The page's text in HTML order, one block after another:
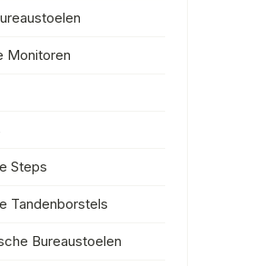
Monitoren
Steps
Tandenborstels
Bureaustoelen